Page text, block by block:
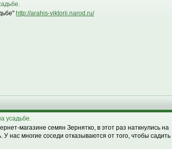
http://arahis-viktorii.narod.ru/
усадьбе.
магазине семян Зернятко, в этот раз наткнулись на
нас многие соседи отказываются от того, чтобы садить